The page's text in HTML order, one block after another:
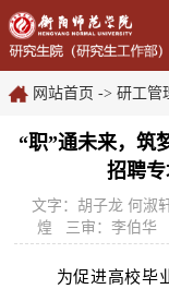
网站首页 -> 研工管
“职”通未来，
招聘
文字：胡子龙 何
煌 三审：李伯华
为促进高校毕